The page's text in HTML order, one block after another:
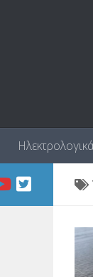
Ηλεκτρολογικά